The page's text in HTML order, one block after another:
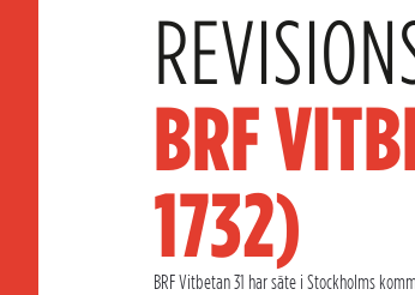
BRF
1732)
BRF Vitbetan 31 har säte i Stockholms